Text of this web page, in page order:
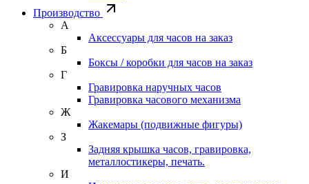
Производство
А
Аксессуары для часов на заказ
Б
Боксы / коробки для часов на заказ
Г
Гравировка наручных часов
Гравировка часового механизма
Ж
Жакемары (подвижные фигуры)
З
Задняя крышка часов, гравировка,
металлостикеры, печать.
И